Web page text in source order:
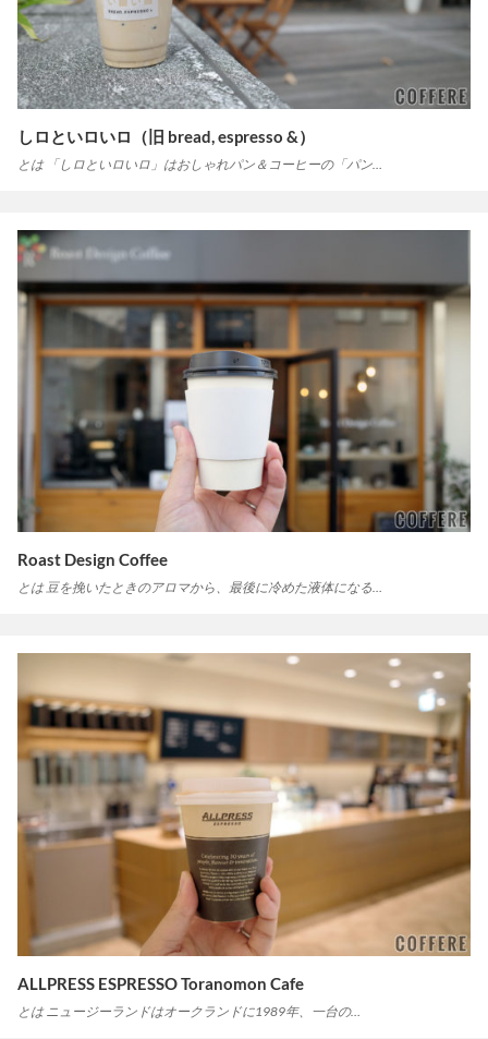
しロといロいロ（旧 bread, espresso &）
とは 「しロといロいロ」はおしゃれパン＆コーヒーの「パン…
Roast Design Coffee
とは 豆を挽いたときのアロマから、最後に冷めた液体になる…
ALLPRESS ESPRESSO Toranomon Cafe
とは ニュージーランドはオークランドに1989年、一台の…